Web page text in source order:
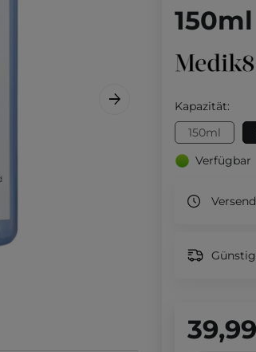
Kapazität:
150ml
Verfügbar